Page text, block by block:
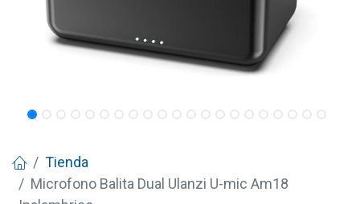
Tienda
Microfono Balita Dual Ulanzi U-mic Am18